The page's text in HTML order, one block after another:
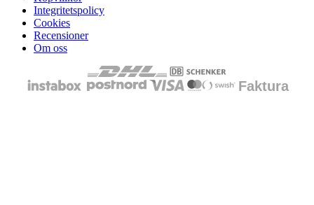
Integritetspolicy
Cookies
Recensioner
Om oss